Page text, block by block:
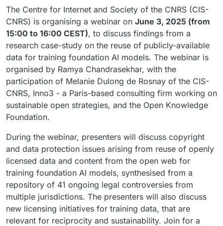
The Centre for Internet and Society of the CNRS (CIS-
CNRS) is organising a webinar on June 3, 2025 (from
15:00 to 16:00 CEST), to discuss findings from a
research case-study on the reuse of publicly-available
data for training foundation AI models. The webinar is
organised by Ramya Chandrasekhar, with the
participation of Melanie Dulong de Rosnay of the CIS-
CNRS, Inno3 - a Paris-based consulting firm working on
sustainable open strategies, and the Open Knowledge
Foundation.
During the webinar, presenters will discuss copyright
and data protection issues arising from reuse of openly
licensed data and content from the open web for
training foundation AI models, synthesised from a
repository of 41 ongoing legal controversies from
multiple jurisdictions. The presenters will also discuss
new licensing initiatives for training data, that are
relevant for reciprocity and sustainability. Join for a